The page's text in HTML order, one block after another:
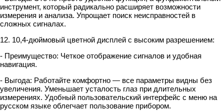
инструмент, который радикально расширяет возможности
измерения и анализа. Упрощает поиск неисправностей в
сложных сигналах.
12. 10,4-дюймовый цветной дисплей с высоким разрешением:
- Преимущество: Четкое отображение сигналов и удобная
навигация.
- Выгода: Работайте комфортно — все параметры видны без
увеличения. Уменьшает усталость глаз при длительных
измерениях. Удобный пользовательский интерфейс с меню на
русском языке облегчает пользование прибором.